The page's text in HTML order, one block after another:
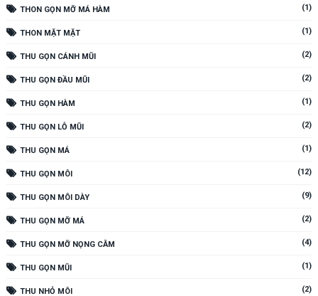
THON GỌN MỠ MÁ HÀM (1)
THON MẶT MẶT (1)
THU GỌN CÁNH MŨI (2)
THU GỌN ĐẦU MŨI (2)
THU GỌN HÀM (1)
THU GỌN LỖ MŨI (2)
THU GỌN MÁ (1)
THU GỌN MÔI (12)
THU GỌN MÔI DÀY (9)
THU GỌN MỠ MÁ (2)
THU GỌN MỠ NỌNG CẰM (4)
THU GỌN MŨI (1)
THU NHỎ MÔI (2)